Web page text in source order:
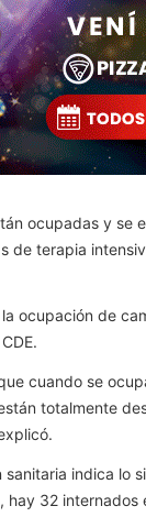
ocupadas y
de terapia
ocupación de
cuando se
totalmente
indica lo
32